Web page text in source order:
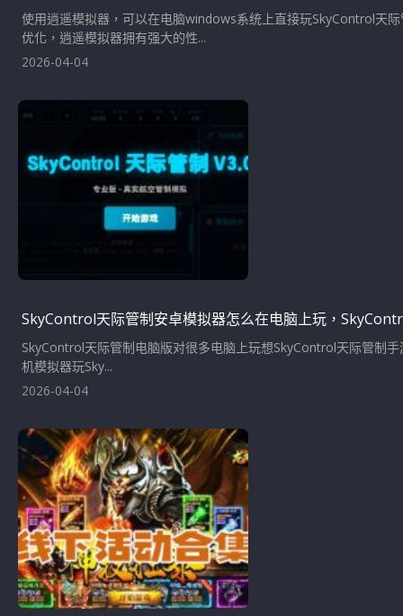
使用逍遥模拟器，可以在电脑windows系统上直接玩SkyControl天
优化，逍遥模拟器拥有强大的性...
2026-04-04
SkyControl天际管制安卓模拟器怎么在电脑上玩，
SkyControl天际管制电脑版对很多电脑上玩想SkyControl天际管制
机模拟器玩Sky...
2026-04-04